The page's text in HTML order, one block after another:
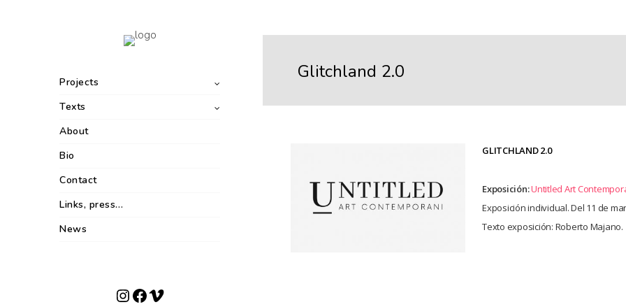
Projects
Texts
About
Bio
Contact
Links, press…
News
Instagram
Facebook
Vimeo
Glitchland 2.0
GLITCHLAND 2.0
Exposición:Untitled Art
Exposición individual. Del 11 de
Texto exposición: Roberto Majano.